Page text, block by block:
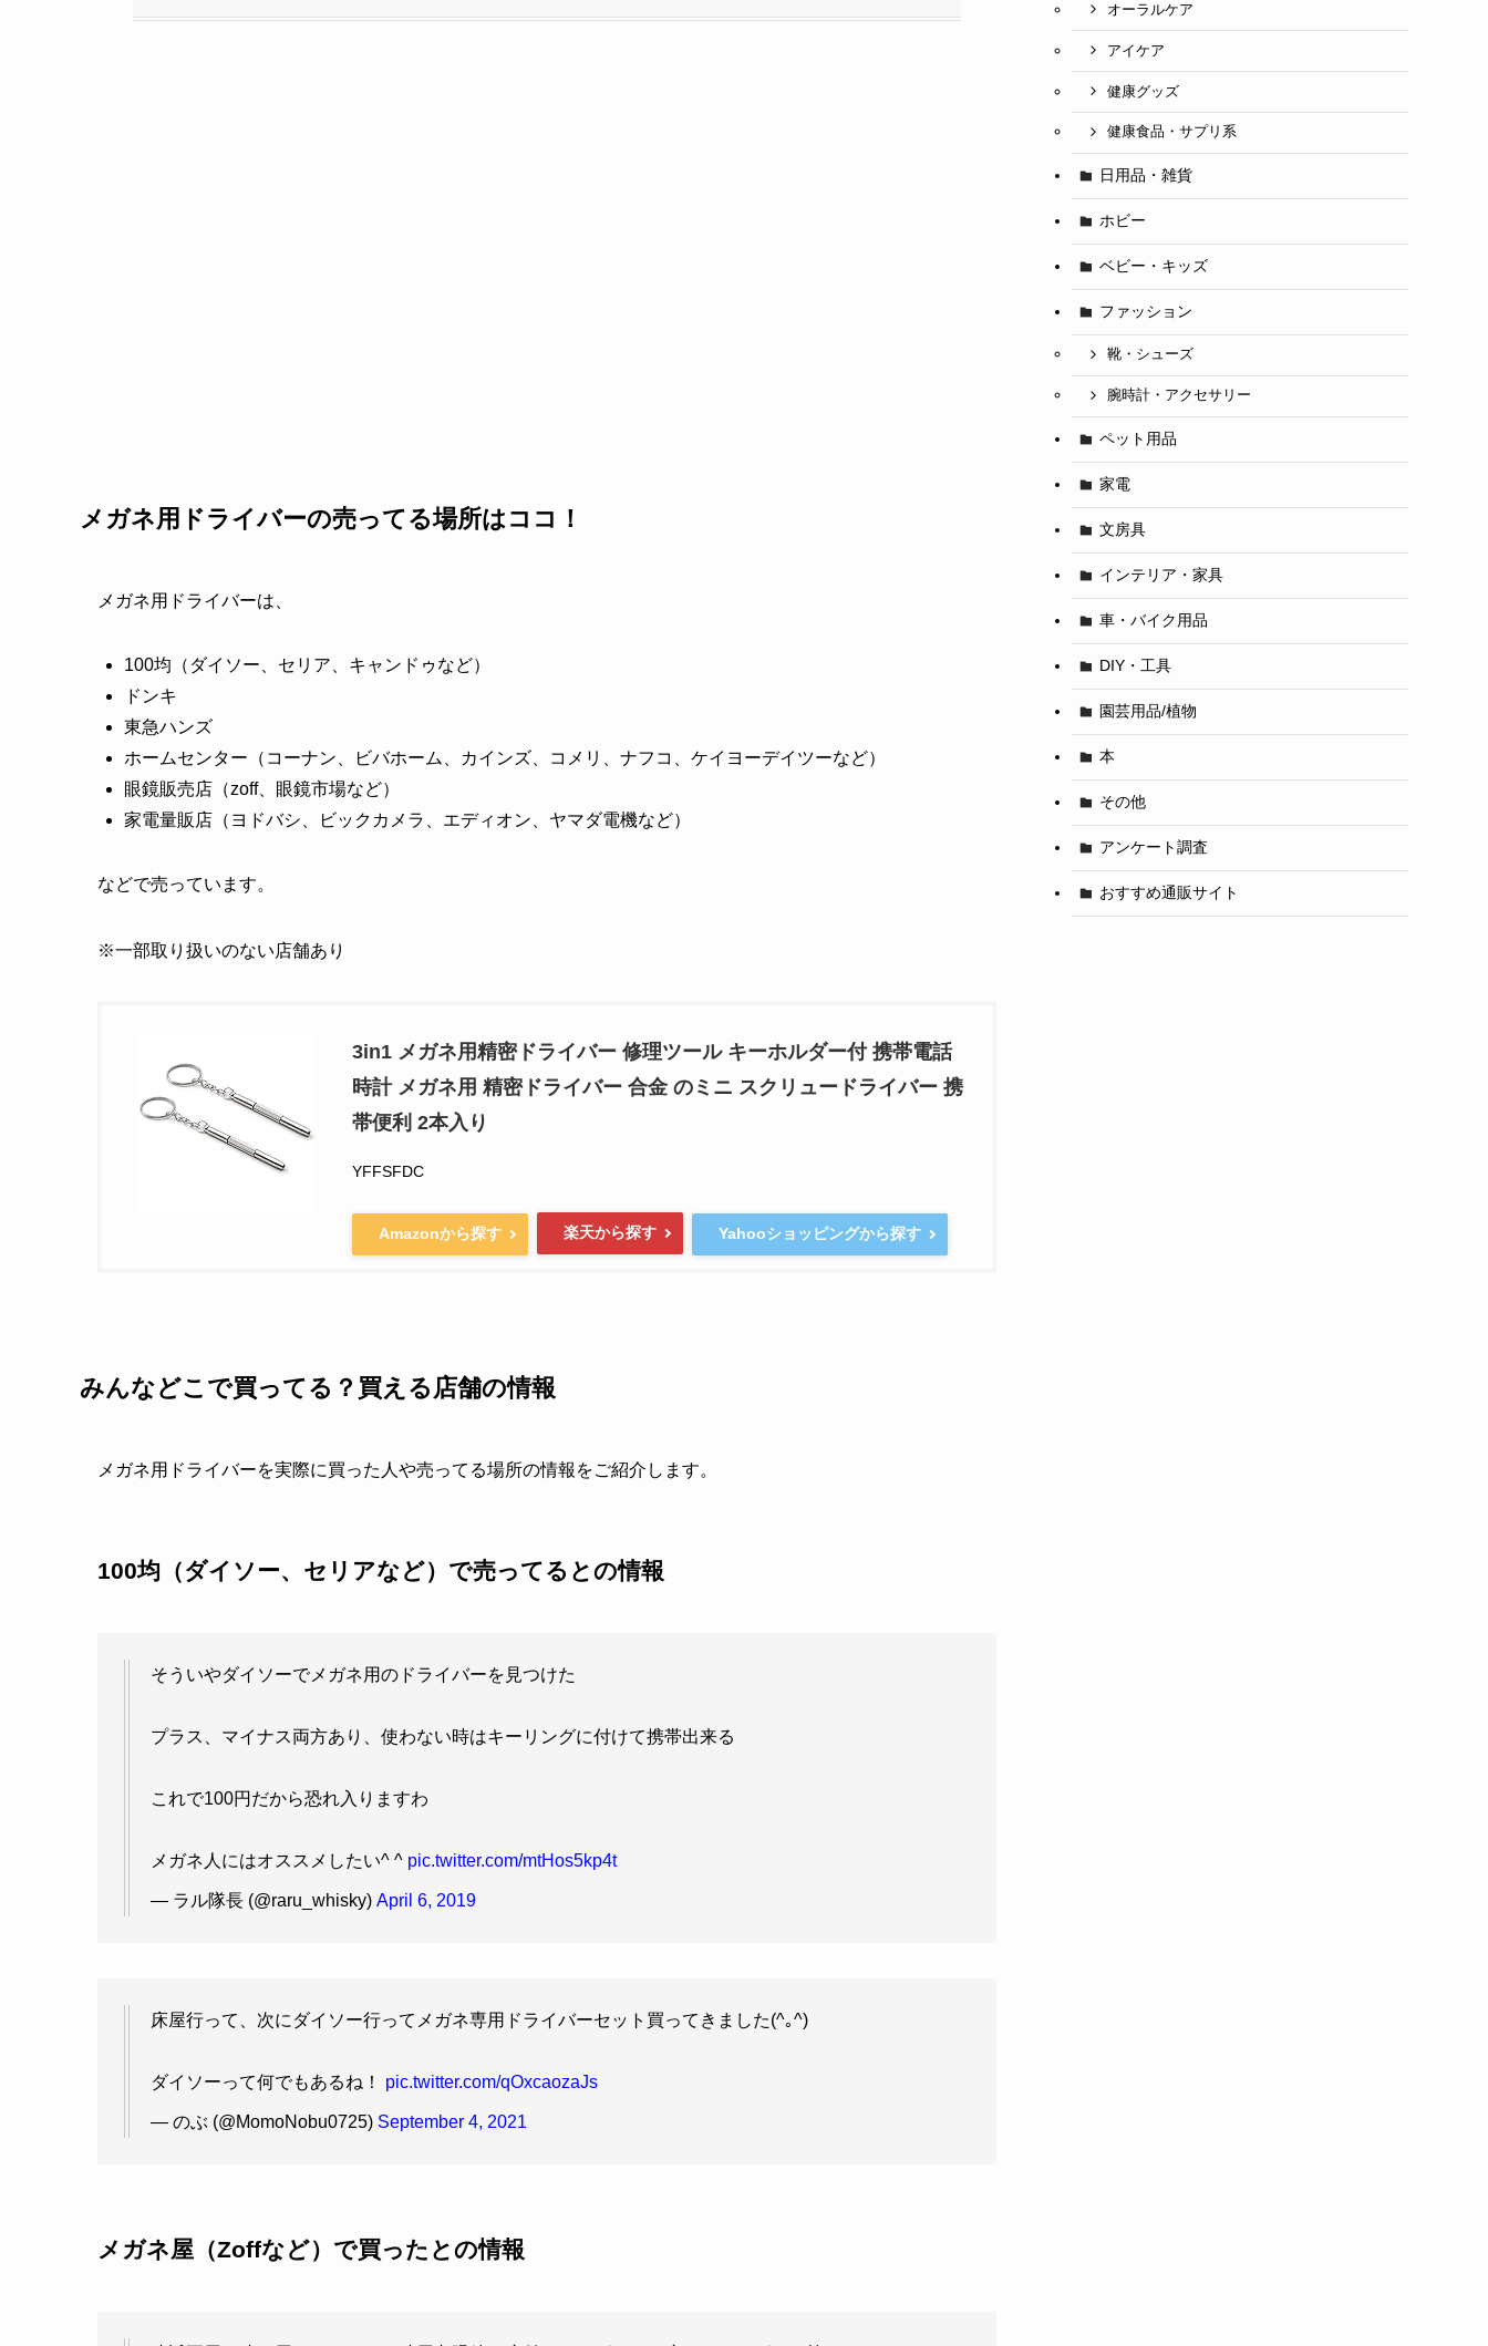
メガネ用ドライバーの売ってる場所はココ！
メガネ用ドライバーは、
100均（ダイソー、セリア、キャンドゥなど）
ドンキ
東急ハンズ
ホームセンター（コーナン、ビバホーム、カインズ、コメリ、ナフコ、ケイヨーデイツーなど）
眼鏡販売店（zoff、眼鏡市場など）
家電量販店（ヨドバシ、ビックカメラ、エディオン、ヤマダ電機など）
などで売っています。
※一部取り扱いのない店舗あり
3in1 メガネ用精密ドライバー 修理ツール キーホルダー付 携帯電話
時計 メガネ用 精密ドライバー 合金 のミニ スクリュードライバー 携
帯便利 2本入り
YFFSFDC
Amazonから探す 楽天から探す Yahooショッピングから探す
みんなどこで買ってる？買える店舗の情報
メガネ用ドライバーを実際に買った人や売ってる場所の情報をご紹介します。
100均（ダイソー、セリアなど）で売ってるとの情報
そういやダイソーでメガネ用のドライバーを見つけた
プラス、マイナス両方あり、使わない時はキーリングに付けて携帯出来る
これで100円だから恐れ入りますわ
メガネ人にはオススメしたい^ ^ pic.twitter.com/mtHos5kp4t
— ラル隊長 (@raru_whisky) April 6, 2019
床屋行って、次にダイソー行ってメガネ専用ドライバーセット買ってきました(^｡^)
ダイソーって何でもあるね！ pic.twitter.com/qOxcaozaJs
— のぶ (@MomoNobu0725) September 4, 2021
メガネ屋（Zoffなど）で買ったとの情報
オーラルケア
アイケア
健康グッズ
健康食品・サプリ系
日用品・雑貨
ホビー
ベビー・キッズ
ファッション
靴・シューズ
腕時計・アクセサリー
ペット用品
家電
文房具
インテリア・家具
車・バイク用品
DIY・工具
園芸用品/植物
本
その他
アンケート調査
おすすめ通販サイト